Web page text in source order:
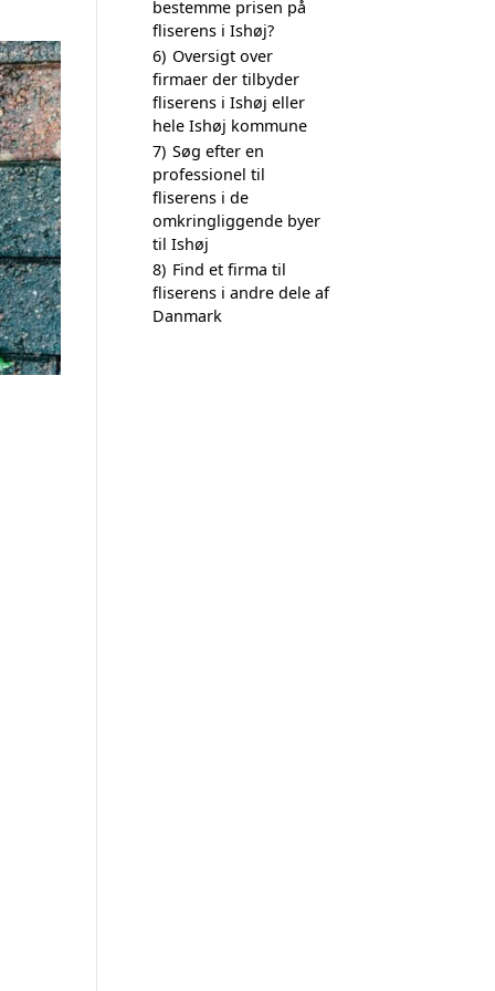
bestemme prisen på
fliserens i Ishøj?
6) Oversigt over
firmaer der tilbyder
fliserens i Ishøj eller
hele Ishøj kommune
7) Søg efter en
professionel til
fliserens i de
omkringliggende byer
til Ishøj
8) Find et firma til
fliserens i andre dele af
Danmark